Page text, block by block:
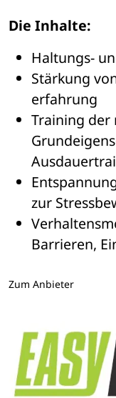
Die Inhalte:
Haltungs-
Stärkung
erfahrung
Training der
zur
Barrieren,
Zum Anbieter